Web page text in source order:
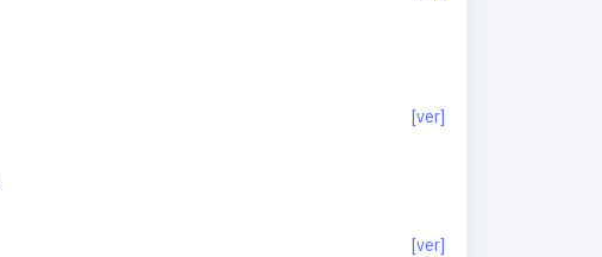
[ver]
[ver]